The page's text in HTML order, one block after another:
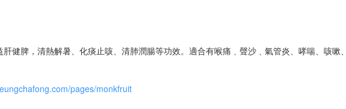
健脾，清熱解暑、化痰止咳、清肺潤腸等功效。適合有喉痛﹑聲沙﹑氣管炎、哮喘、咳嗽
pages/monkfruit